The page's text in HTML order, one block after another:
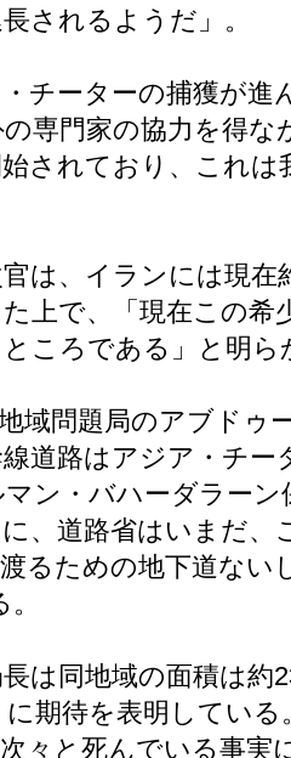
されるようだ」。
チーターの捕獲が進
専門家の協力を得
されており、これ
は、イランには現在
上で、「現在この希
ころである」と明ら
域問題局のアブドゥ
道路はアジア・チ
ン・バハーダラー
、道路省はいまだ、
るための地下道ない
は同地域の面積は約
期待を表明してい
々と死んでいる事実